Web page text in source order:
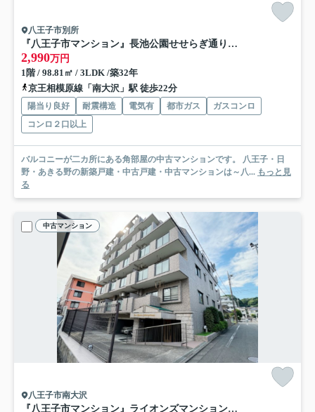
八王子市別所
『八王子市マンション』長池公園せせらぎ通り北【仲介手数料無料】 八王子市別所2-45
2,990万円
1階 / 98.81㎡ / 3LDK /築32年
京王相模原線「南大沢」駅 徒歩22分
陽当り良好 耐震構造 電気有 都市ガス
ガスコンロ
コンロ２口以上
バルコニーが二カ所にある角部屋の中古マンションです。 八王子・日
野・あきる野の新築戸建・中古戸建・中古マンションは～八... もっと見
る
中古マンション
八王子市南大沢
『八王子市マンション』ライオンズマンション京王南大沢【仲介手数料無料】 八王子市南大沢1-20-12